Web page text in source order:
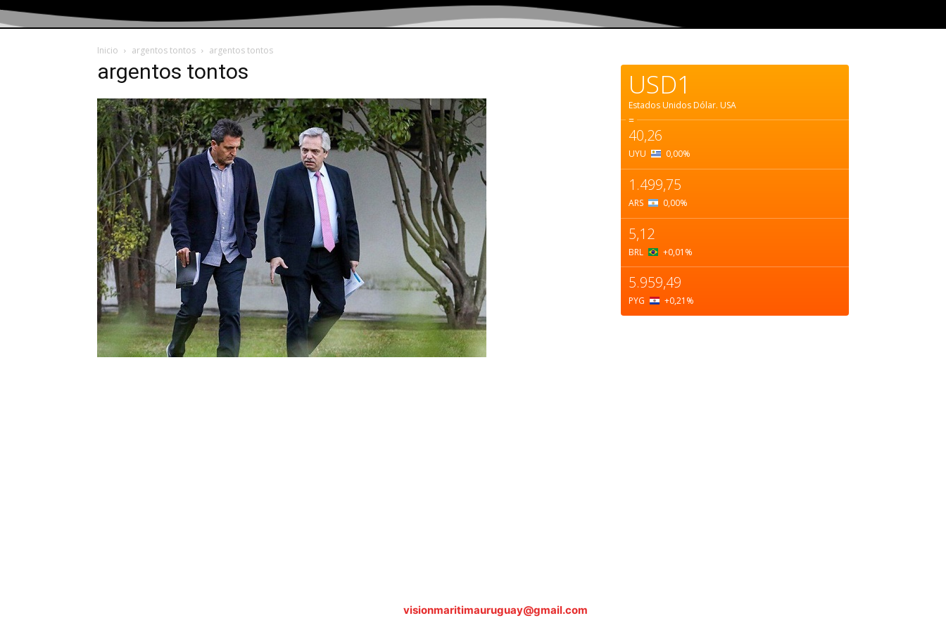
Inicio argentos tontos argentos tontos
argentos tontos USD1
Estados Unidos Dólar. USA
=
40,26
UYU 0,00%
1.499,75
ARS 0,00%
5,12
BRL +0,01 %
5.959,49
PYG +0,21 %
visionmaritimauruguay@gmail.com